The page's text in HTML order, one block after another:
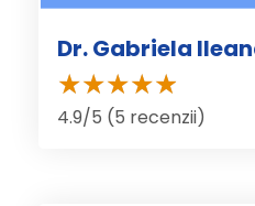
Dr. Gabriela
4.9/5 (5 recenzii)